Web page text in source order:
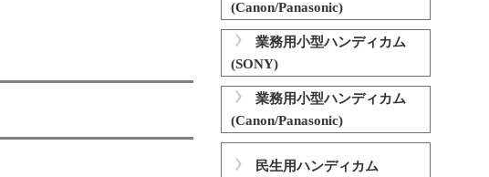
(Canon/Panasonic)
業務用小型ハンディカム
(SONY)
業務用小型ハンディカム
(Canon/Panasonic)
民生用ハンディカム